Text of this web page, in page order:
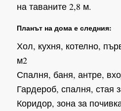
на таваните 2,8 м.
Планът на дома е следния:
Хол, кухня, котелно,
м2
Спалня, баня, антре,
Гардероб, спалня, стая
Коридор, зона за